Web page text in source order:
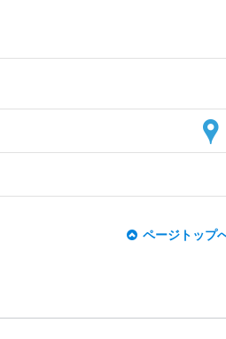
ページトップ